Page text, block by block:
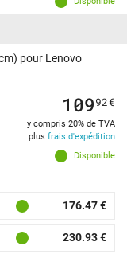
pour Lenovo
Disponible
10992€
y compris 20% de TVA
plus frais d'expédition
176.47 €
230.93 €